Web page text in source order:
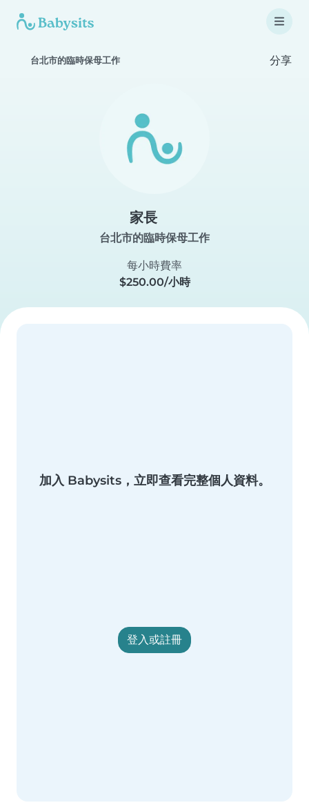
台北市的臨時保母工作 分享
家長
台北市的臨時保母工作
每小時費率
$250.00/小時
加入 Babysits，立即查看完整個人資料。
登入或註冊